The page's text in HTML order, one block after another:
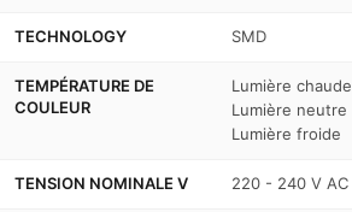
TECHNOLOGY SMD
TEMPÉRATURE DE
COULEUR
Lumière chaude
Lumière neutre
Lumière froide
TENSION NOMINALE V 220 - 240 V AC